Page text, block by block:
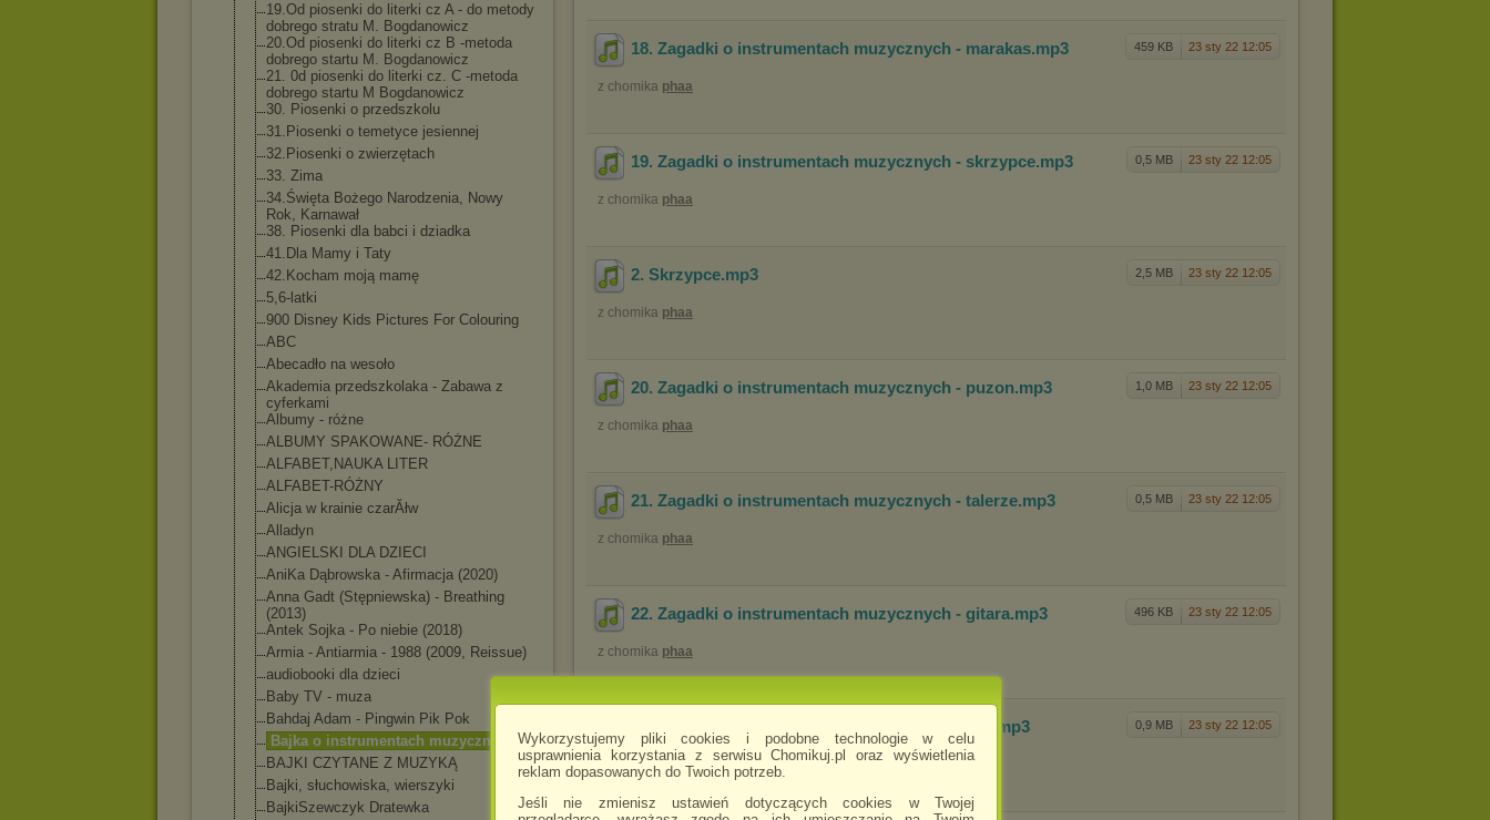
Wykorzystujemy pliki cookies i podobne technologie w celu
usprawnienia korzystania z serwisu Chomikuj.pl oraz wyświetlenia
reklam dopasowanych do Twoich potrzeb.
Jeśli nie zmienisz ustawień dotyczących cookies w Twojej
19.Od piosenki do literki cz A - do metody
dobrego stratu M. Bogdanowicz
20.Od piosenki do literki cz B -metoda
dobrego startu M. Bogdanowicz
21. 0d piosenki do literki cz. C -metoda
dobrego startu M Bogdanowicz
30. Piosenki o przedszkolu
31.Piosenki o temetyce jesiennej
32.Piosenki o zwierzętach
33. Zima
34.Święta Bożego Narodzenia, Nowy
Rok, Karnawał
38. Piosenki dla babci i dziadka
41.Dla Mamy i Taty
42.Kocham moją mamę
5,6-latki
900 Disney Kids Pictures For Colouring
ABC
Abecadło na wesoło
Akademia przedszkolaka - Zabawa z
cyferkami
Albumy - różne
ALBUMY SPAKOWANE- RÓŻNE
ALFABET,NAUKA LITER
ALFABET-RÓŻNY
Alicja w krainie czarĂłw
Alladyn
ANGIELSKI DLA DZIECI
AniKa Dąbrowska - Afirmacja (2020)
Anna Gadt (Stępniewska) - Breathing
(2013)
Antek Sojka - Po niebie (2018)
Armia - Antiarmia - 1988 (2009, Reissue)
audiobooki dla dzieci
Baby TV - muza
Bahdaj Adam - Pingwin Pik Pok
Bajka o instrumentach muzycznych
BAJKI CZYTANE Z MUZYKĄ
Bajki, słuchowiska, wierszyki
BajkiSzewczyk Dratewka
459 KB 23 sty 22 12:05
18. Zagadki o instrumentach muzycznych - marakas.mp3
z chomika phaa
0,5 MB 23 sty 22 12:05
19. Zagadki o instrumentach muzycznych - skrzypce.mp3
z chomika phaa
2,5 MB 23 sty 22 12:05
2. Skrzypce.mp3
z chomika phaa
1,0 MB 23 sty 22 12:05
20. Zagadki o instrumentach muzycznych - puzon.mp3
z chomika phaa
0,5 MB 23 sty 22 12:05
21. Zagadki o instrumentach muzycznych - talerze.mp3
z chomika phaa
496 KB 23 sty 22 12:05
22. Zagadki o instrumentach muzycznych - gitara.mp3
z chomika phaa
0,9 MB 23 sty 22 12:05
.mp3
z chomikaphaa